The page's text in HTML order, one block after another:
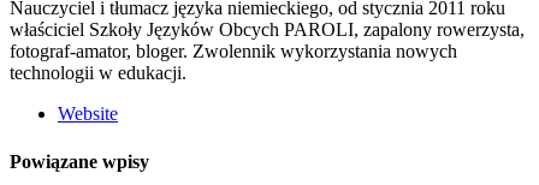
Nauczyciel i tłumacz języka niemieckiego, od stycznia 2011 roku
właściciel Szkoły Języków Obcych PAROLI, zapalony rowerzysta,
fotograf-amator, bloger. Zwolennik wykorzystania nowych
technologii w edukacji.
Website
Powiązane wpisy